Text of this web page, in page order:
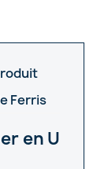
Ferris
en U